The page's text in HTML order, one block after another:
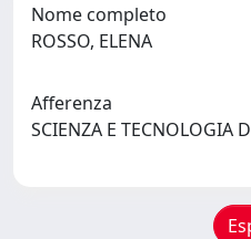
Nome completo
ROSSO, ELENA
Afferenza
SCIENZA E TECNOLOGIA